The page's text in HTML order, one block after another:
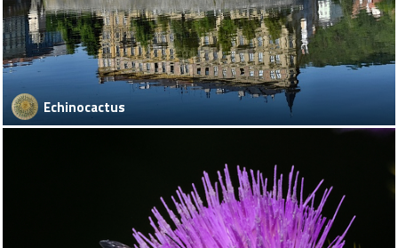
Echinocactus